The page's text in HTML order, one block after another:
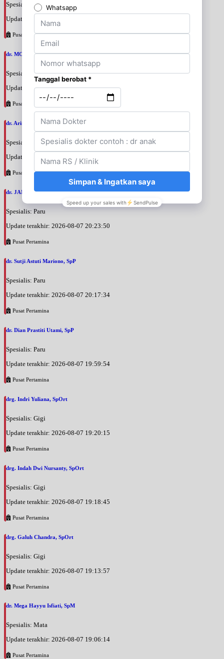
Spesialis: Penyakit Dalam
Update terakhir: 2026-08-07 20:37:59
Pusat Pertamina
dr. MOCHAMAD PASHA, SpPD
Spesialis: Penyakit Dalam
Update terakhir: 2026-08-07 20:35:45
Pusat Pertamina
dr. Arini Purwono, SpP
Spesialis: Paru
Update terakhir: 2026-08-07 20:25:58
Pusat Pertamina
dr. JANUAR HABIBI, SpP
Spesialis: Paru
Update terakhir: 2026-08-07 20:23:50
Pusat Pertamina
dr. Sutji Astuti Mariono, SpP
Spesialis: Paru
Update terakhir: 2026-08-07 20:17:34
Pusat Pertamina
dr. Dian Prastiti Utami, SpP
Spesialis: Paru
Update terakhir: 2026-08-07 19:59:54
Pusat Pertamina
drg. Indri Yuliana, SpOrt
Spesialis: Gigi
Update terakhir: 2026-08-07 19:20:15
Pusat Pertamina
drg. Indah Dwi Nursanty, SpOrt
Spesialis: Gigi
Update terakhir: 2026-08-07 19:18:45
Pusat Pertamina
drg. Galuh Chandra, SpOrt
Spesialis: Gigi
Update terakhir: 2026-08-07 19:13:57
Pusat Pertamina
dr. Mega Hayyu Isfiati, SpM
Spesialis: Mata
Update terakhir: 2026-08-07 19:06:14
Pusat Pertamina